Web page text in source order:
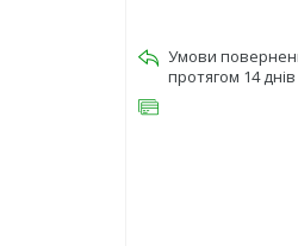
протягом 14 днів